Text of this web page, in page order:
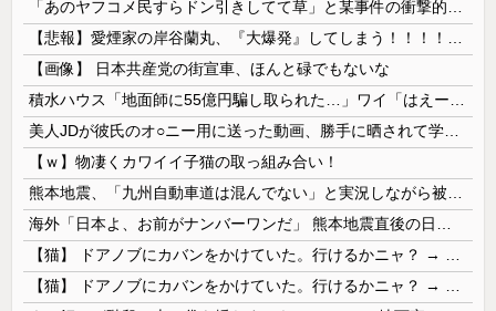
【画像】 日本共産党の街宣車、ほんと碌でもないな
【ｗ】物凄くカワイイ子猫の取っ組み合い！